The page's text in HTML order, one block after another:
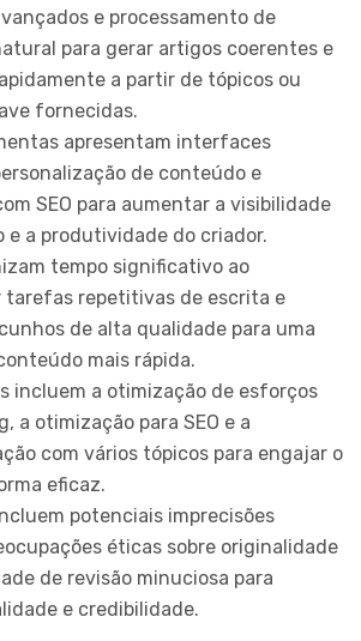
e processamento de
para gerar artigos coerentes e
a partir de tópicos ou
fornecidas.
apresentam interfaces
de conteúdo e
SEO para aumentar a visibilidade
e a produtividade do criador.
tempo significativo ao
repetitivas de escrita e
de alta qualidade para uma
mais rápida.
incluem a otimização de esforços
a otimização para SEO e a
com vários tópicos para engajar o
eficaz.
potenciais imprecisões
éticas sobre originalidade
de revisão minuciosa para
e credibilidade.